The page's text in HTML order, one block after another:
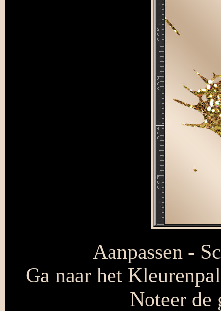
Aanpassen -
Ga naar het
Noteer